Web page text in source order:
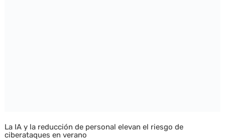
La IA y la reducción de personal elevan el riesgo de
ciberataques en verano